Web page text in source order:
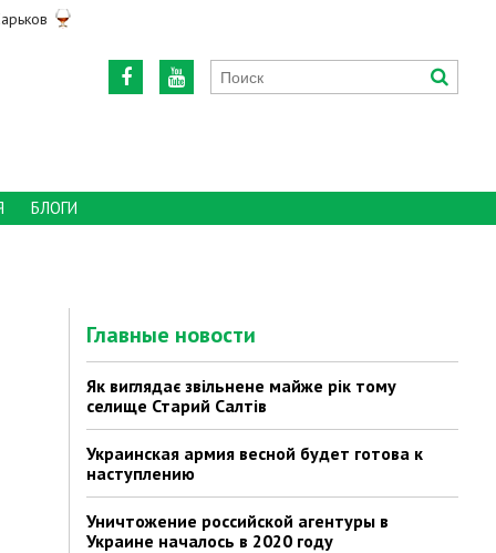
БЛОГИ
Главные новости
Як виглядає звільнене майже рік тому
селище Старий Салтів
Украинская армия весной будет готова к
наступлению
Уничтожение российской агентуры в
Украине началось в 2020 году